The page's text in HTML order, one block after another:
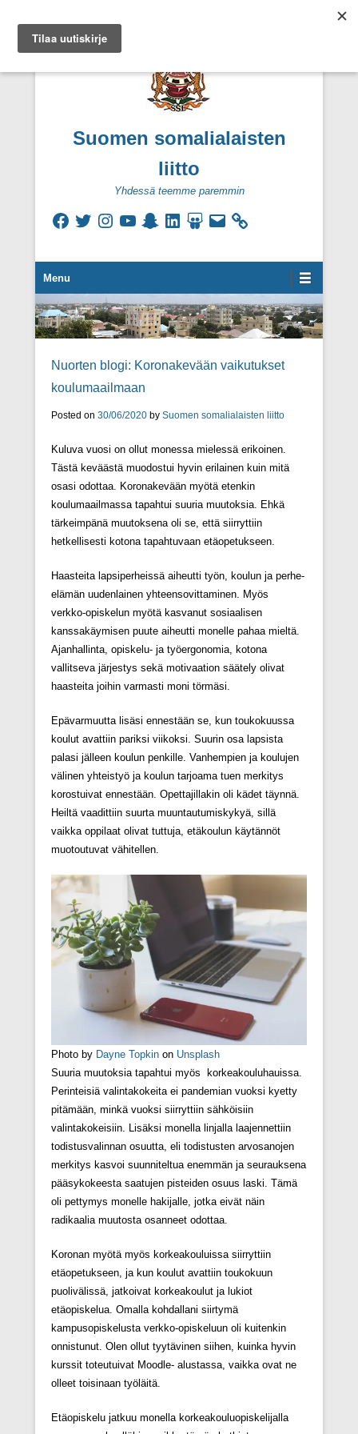
Suomen somalialaisten
liitto
Yhdessä teemme paremmin
FacebookTwitterInstagramYouTubeSnapchatLinkedInSlideShare
Sähköpostiosoite
Secondary Menu
Menu
Nuorten blogi: Koronakevään vaikutukset
koulumaailmaan
Posted on 30/06/2020 by Suomen somalialaisten liitto
Kuluva vuosi on ollut monessa mielessä erikoinen.
Tästä keväästä muodostui hyvin erilainen kuin mitä
osasi odottaa. Koronakevään myötä etenkin
koulumaailmassa tapahtui suuria muutoksia. Ehkä
tärkeimpänä muutoksena oli se, että siirryttiin
hetkellisesti kotona tapahtuvaan etäopetukseen.
Haasteita lapsiperheissä aiheutti työn, koulun ja perhe-
elämän uudenlainen yhteensovittaminen. Myös
verkko-opiskelun myötä kasvanut sosiaalisen
kanssakäymisen puute aiheutti monelle pahaa mieltä.
Ajanhallinta, opiskelu- ja työergonomia, kotona
vallitseva järjestys sekä motivaation säätely olivat
haasteita joihin varmasti moni törmäsi.
Epävarmuutta lisäsi ennestään se, kun toukokuussa
koulut avattiin pariksi viikoksi. Suurin osa lapsista
palasi jälleen koulun penkille. Vanhempien ja koulujen
välinen yhteistyö ja koulun tarjoama tuen merkitys
korostuivat ennestään. Opettajillakin oli kädet täynnä.
Heiltä vaadittiin suurta muuntautumiskykyä, sillä
vaikka oppilaat olivat tuttuja, etäkoulun käytännöt
muotoutuvat vähitellen.
Photo by Dayne Topkin on Unsplash
Suuria muutoksia tapahtui myös korkeakouluhauissa.
Perinteisiä valintakokeita ei pandemian vuoksi kyetty
pitämään, minkä vuoksi siirryttiin sähköisiin
valintakokeisiin. Lisäksi monella linjalla laajennettiin
todistusvalinnan osuutta, eli todistusten arvosanojen
merkitys kasvoi suunniteltua enemmän ja seurauksena
pääsykokeesta saatujen pisteiden osuus laski. Tämä
oli pettymys monelle hakijalle, jotka eivät näin
radikaalia muutosta osanneet odottaa.
Koronan myötä myös korkeakouluissa siirryttiin
etäopetukseen, ja kun koulut avattiin toukokuun
puolivälissä, jatkoivat korkeakoulut ja lukiot
etäopiskelua. Omalla kohdallani siirtymä
kampusopiskelusta verkko-opiskeluun oli kuitenkin
onnistunut. Olen ollut tyytävinen siihen, kuinka hyvin
kurssit toteutuivat Moodle- alustassa, vaikka ovat ne
olleet toisinaan työläitä.
Etäopiskelu jatkuu monella korkeakouluopiskelijalla